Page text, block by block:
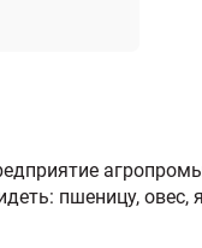
пшеницу, овес,